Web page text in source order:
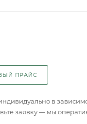
ПРАЙС
в
заявку — мы